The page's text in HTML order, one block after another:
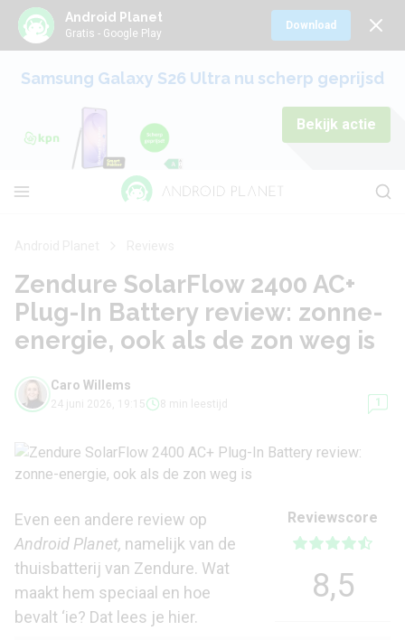
Android Planet
Gratis - Google Play
Download
Samsung Galaxy S26 Ultra nu scherp geprijsd
Bekijk actie
Zendure SolarFlow 2400 AC+
Plug-In Battery review: zonne-
energie, ook als de zon weg is
Caro Willems
24 juni 2026, 19:15 8 min leestijd 1
Reviewscore
8,5
Even een andere review op
Android Planet, namelijk van de
thuisbatterij van Zendure. Wat
maakt hem speciaal en hoe
bevalt ‘ie? Dat lees je hier.